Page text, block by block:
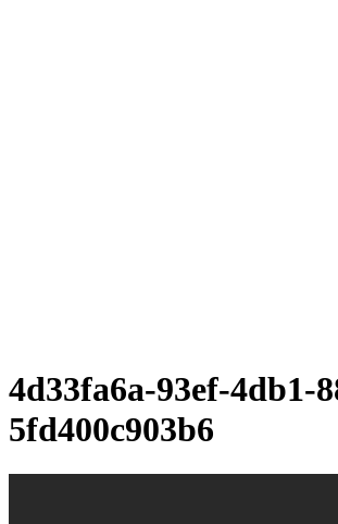
4d33fa6a-93ef-4db1-
5fd400c903b6